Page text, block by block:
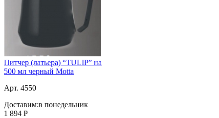
Питчер (латьера) “TULIP” на
500 мл черный Motta
Арт. 4550
Доставим:в понедельник
1 894 Р